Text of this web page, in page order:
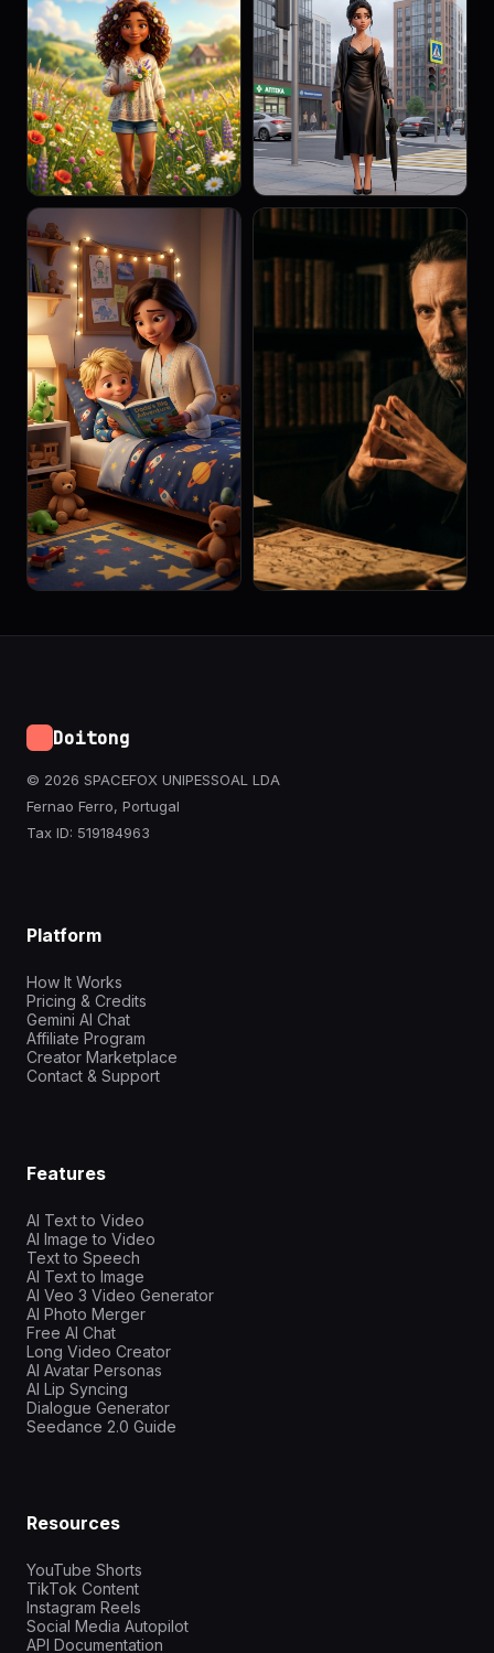
Doitong
© 2026 SPACEFOX UNIPESSOAL LDA
Fernao Ferro, Portugal
Tax ID: 519184963
Platform
How It Works
Pricing & Credits
Gemini AI Chat
Affiliate Program
Creator Marketplace
Contact & Support
Features
AI Text to Video
AI Image to Video
Text to Speech
AI Text to Image
AI Veo 3 Video Generator
AI Photo Merger
Free AI Chat
Long Video Creator
AI Avatar Personas
AI Lip Syncing
Dialogue Generator
Seedance 2.0 Guide
Resources
YouTube Shorts
TikTok Content
Instagram Reels
Social Media Autopilot
API Documentation